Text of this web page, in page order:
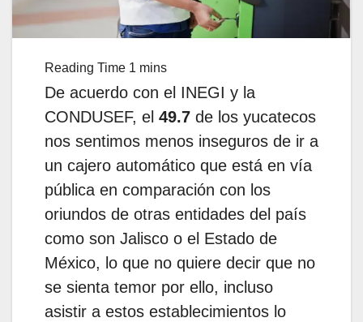
De acuerdo con el INEGI y la
CONDUSEF, el 49.7 de los yucatecos
nos sentimos menos inseguros de ir a
un cajero automático que está en vía
pública en comparación con los
oriundos de otras entidades del país
como son Jalisco o el Estado de
México, lo que no quiere decir que no
se sienta temor por ello, incluso
asistir a estos establecimientos lo